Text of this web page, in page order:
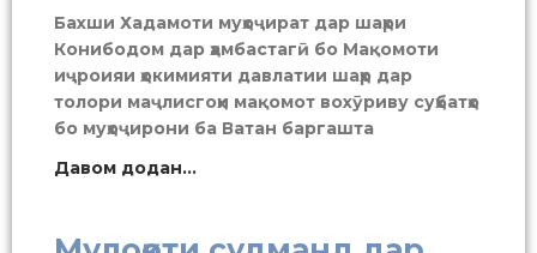
Бахши Хадамоти муҳоҷират дар шаҳри
Конибодом дар ҳамбастагӣ бо Мақомоти
иҷроияи ҳокимияти давлатии шаҳр дар
толори маҷлисгоҳи мақомот вохӯриву суҳбатҳо
бо муҳоҷирони ба Ватан баргашта
Давом додан...